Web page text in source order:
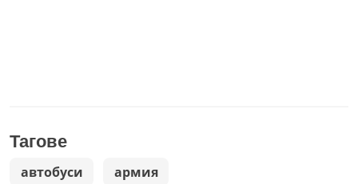
Тагове
автобуси армия